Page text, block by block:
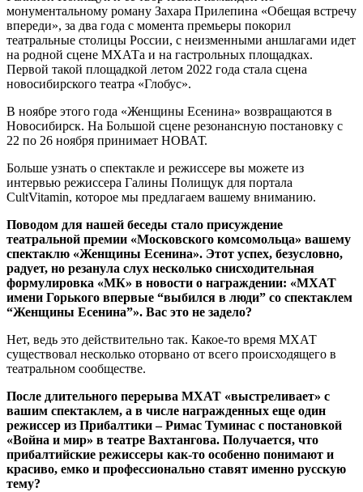
монументальному роману Захара Прилепина «Обещая встречу
впереди», за два года с момента премьеры покорил
театральные столицы России, с неизменными аншлагами идет
на родной сцене МХАТа и на гастрольных площадках.
Первой такой площадкой летом 2022 года стала сцена
новосибирского театра «Глобус».
В ноябре этого года «Женщины Есенина» возвращаются в
Новосибирск. На Большой сцене резонансную постановку с
22 по 26 ноября принимает НОВАТ.
Больше узнать о спектакле и режиссере вы можете из
интервью режиссера Галины Полищук для портала
CultVitamin, которое мы предлагаем вашему вниманию.
Поводом для нашей беседы стало присуждение
театральной премии «Московского комсомольца» вашему
спектаклю «Женщины Есенина». Этот успех, безусловно,
радует, но резанула слух несколько снисходительная
формулировка «МК» в новости о награждении: «МХАТ
имени Горького впервые “выбился в люди” со спектаклем
“Женщины Есенина”». Вас это не задело?
Нет, ведь это действительно так. Какое-то время МХАТ
существовал несколько оторвано от всего происходящего в
театральном сообществе.
После длительного перерыва МХАТ «выстреливает» с
вашим спектаклем, а в числе награжденных еще один
режиссер из Прибалтики – Римас Туминас с постановкой
«Война и мир» в театре Вахтангова. Получается, что
прибалтийские режиссеры как-то особенно понимают и
красиво, емко и профессионально ставят именно русскую
тему?